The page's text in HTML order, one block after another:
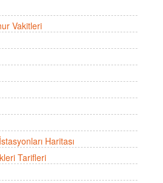
Vakitleri
Haritası
Tarifleri